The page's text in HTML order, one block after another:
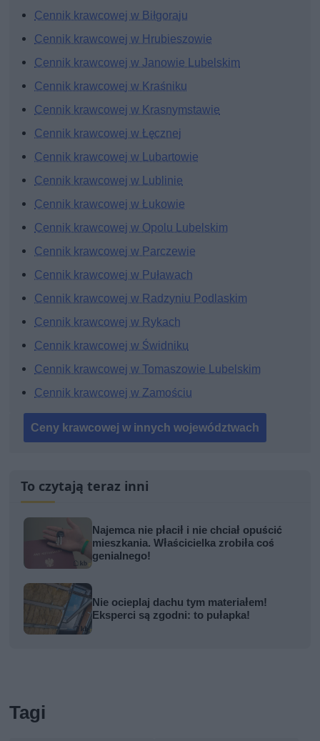
Cennik krawcowej w Biłgoraju
Cennik krawcowej w Hrubieszowie
Cennik krawcowej w Janowie Lubelskim
Cennik krawcowej w Kraśniku
Cennik krawcowej w Krasnymstawie
Cennik krawcowej w Łęcznej
Cennik krawcowej w Lubartowie
Cennik krawcowej w Lublinie
Cennik krawcowej w Łukowie
Cennik krawcowej w Opolu Lubelskim
Cennik krawcowej w Parczewie
Cennik krawcowej w Puławach
Cennik krawcowej w Radzyniu Podlaskim
Cennik krawcowej w Rykach
Cennik krawcowej w Świdniku
Cennik krawcowej w Tomaszowie Lubelskim
Cennik krawcowej w Zamościu
Ceny krawcowej w innych województwach
To czytają teraz inni
Najemca nie płacił i nie chciał opuścić
mieszkania. Właścicielka zrobiła coś
genialnego!
Nie ocieplaj dachu tym materiałem!
Eksperci są zgodni: to pułapka!
Tagi